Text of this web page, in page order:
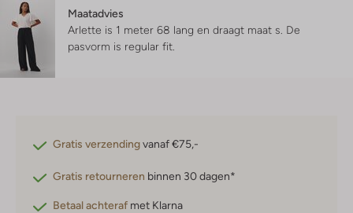
Maatadvies
Arlette is 1 meter 68 lang en draagt maat s. De
pasvorm is regular fit
Gratis verzendingvanaf €75,-
Gratis retourneren binnen 30 dagen*
Betaal achteraf met Klarna